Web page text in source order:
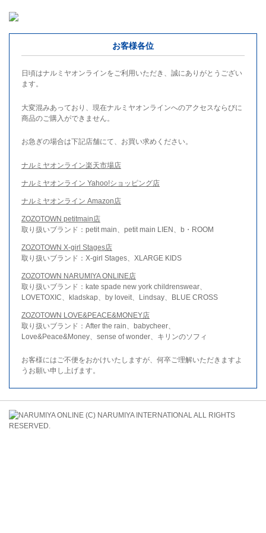
お客様各位
日頃はナルミヤオンラインをご利用いただき、誠にありがとうござい
ます。
大変混みあっており、現在ナルミヤオンラインへのアクセスならびに
商品のご購入ができません。
お急ぎの場合は下記店舗にて、お買い求めください。
ナルミヤオンライン楽天市場店
ナルミヤオンライン Yahoo!ショッピング店
ナルミヤオンライン Amazon店
ZOZOTOWN petitmain店
取り扱いブランド：petit main、petit main LIEN、b・ROOM
ZOZOTOWN X-girl Stages店
取り扱いブランド：X-girl Stages、XLARGE KIDS
ZOZOTOWN NARUMIYA ONLINE店
取り扱いブランド：kate spade new york childrenswear、
LOVETOXIC、kladskap、by loveit、Lindsay、BLUE CROSS
ZOZOTOWN LOVE&PEACE&MONEY店
取り扱いブランド：After the rain、babycheer、
Love&Peace&Money、sense of wonder、キリンのソフィ
お客様にはご不便をおかけいたしますが、何卒ご理解いただきますよ
うお願い申し上げます。